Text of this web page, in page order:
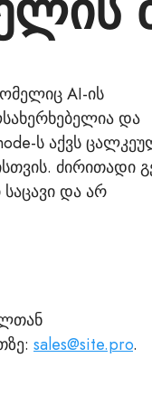
AI-ის
და
ს აქვს
ძირითადი
და არ
sales@site.pro.